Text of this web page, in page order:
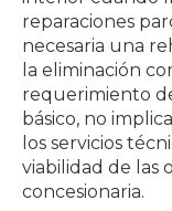
reparaciones
necesaria una
la eliminación
requerimiento
básico, no
los servicios
viabilidad de las
concesionaria.